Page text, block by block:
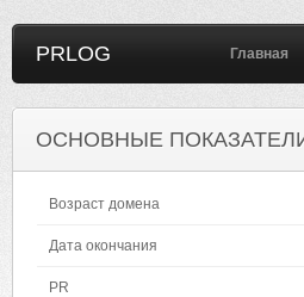
PRLOG Главная
ОСНОВНЫЕ
Возраст домена
Дата окончания
PR